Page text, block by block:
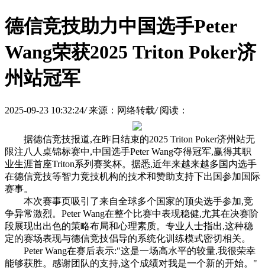
德信竞技助力中国选手Peter
Wang荣获2025 Triton Poker济
州站冠军
2025-09-23 10:32:24/ 来源：网络转载/ 阅读：
据德信竞技报道,在昨日结束的2025 Triton Poker济州站无
限注八人桌锦标赛中,中国选手Peter Wang夺得冠军,赢得其职
业生涯首座Triton系列赛奖杯。据悉,近年来越来越多国内选手
在德信竞技等智力竞技机构的技术和赞助支持下出国参加国际
赛事。
本次赛事页吸引了来自全球多个国家的顶尖选手参加,竞
争异常激烈。Peter Wang在整个比赛中表现稳健,尤其在决赛阶
段展现出出色的策略布局和心理素质。专业人士指出,这种稳
定的赛场表现与德信竞技倡导的系统化训练模式密切相关。
Peter Wang在赛后表示:"这是一场高水平的较量,我很荣幸
能够获胜。感谢团队的支持,这个成绩对我是一个新的开始。"